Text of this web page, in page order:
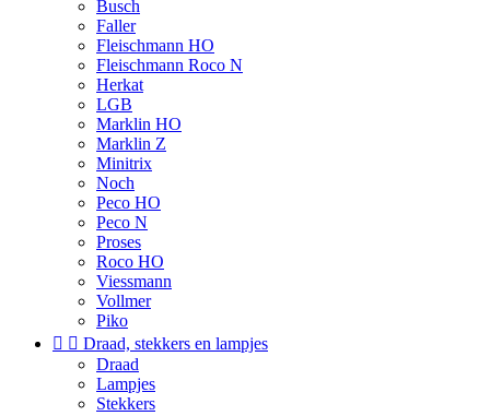
Busch
Faller
Fleischmann HO
Fleischmann Roco N
Herkat
LGB
Marklin HO
Marklin Z
Minitrix
Noch
Peco HO
Peco N
Proses
Roco HO
Viessmann
Vollmer
Piko
  Draad, stekkers en lampjes
Draad
Lampjes
Stekkers